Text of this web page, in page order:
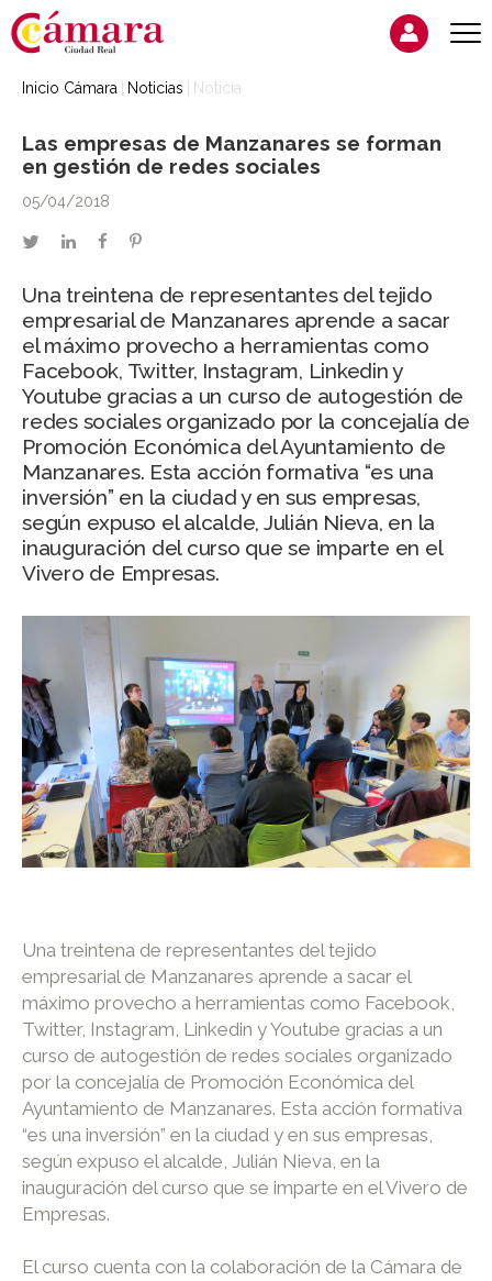
Inicio Cámara Noticias Noticia
Las empresas de Manzanares se forman
en gestión de redes sociales
05/04/2018
twitterlinkedinfacebookpinterest
Una treintena de representantes del tejido
empresarial de Manzanares aprende a sacar
el máximo provecho a herramientas como
Facebook, Twitter, Instagram, Linkedin y
Youtube gracias a un curso de autogestión de
redes sociales organizado por la concejalía de
Promoción Económica del Ayuntamiento de
Manzanares. Esta acción formativa “es una
inversión” en la ciudad y en sus empresas,
según expuso el alcalde, Julián Nieva, en la
inauguración del curso que se imparte en el
Vivero de Empresas.
Una treintena de representantes del tejido
empresarial de Manzanares aprende a sacar el
máximo provecho a herramientas como Facebook,
Twitter, Instagram, Linkedin y Youtube gracias a un
curso de autogestión de redes sociales organizado
por la concejalía de Promoción Económica del
Ayuntamiento de Manzanares. Esta acción formativa
“es una inversión” en la ciudad y en sus empresas,
según expuso el alcalde, Julián Nieva, en la
inauguración del curso que se imparte en el Vivero de
Empresas.
El curso cuenta con la colaboración de la Cámara de